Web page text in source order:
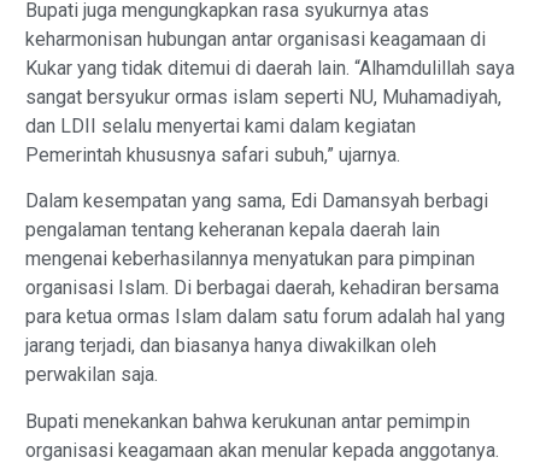
Bupati juga mengungkapkan rasa syukurnya atas
keharmonisan hubungan antar organisasi keagamaan di
Kukar yang tidak ditemui di daerah lain. “Alhamdulillah saya
sangat bersyukur ormas islam seperti NU, Muhamadiyah,
dan LDII selalu menyertai kami dalam kegiatan
Pemerintah khususnya safari subuh,” ujarnya.
Dalam kesempatan yang sama, Edi Damansyah berbagi
pengalaman tentang keheranan kepala daerah lain
mengenai keberhasilannya menyatukan para pimpinan
organisasi Islam. Di berbagai daerah, kehadiran bersama
para ketua ormas Islam dalam satu forum adalah hal yang
jarang terjadi, dan biasanya hanya diwakilkan oleh
perwakilan saja.
Bupati menekankan bahwa kerukunan antar pemimpin
organisasi keagamaan akan menular kepada anggotanya.